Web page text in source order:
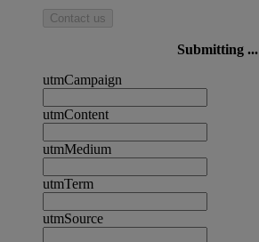
Contact us
Submitting ...
utmCampaign
utmContent
utmMedium
utmTerm
utmSource